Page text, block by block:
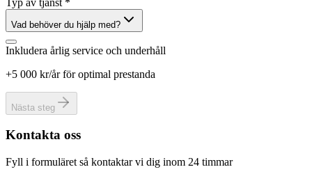
Vad behöver du hjälp med?
Inkludera årlig service och underhåll
+5 000 kr/år för optimal prestanda
Nästa steg
Kontakta oss
Fyll i formuläret så kontaktar vi dig inom 24 timmar